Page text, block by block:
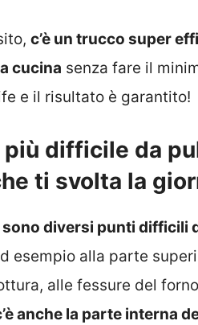
c’è un trucco super
cucina senza fare il
e il risultato è garantito!
difficile da
ti svolta la
sono diversi punti difficili
esempio alla parte
alle fessure del
anche la parte interna